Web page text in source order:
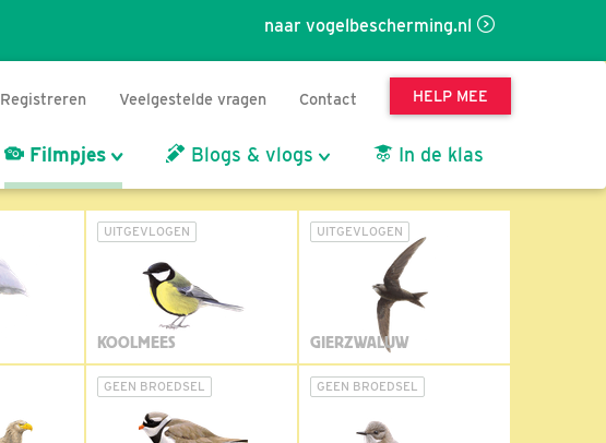
naar vogelbescherming.nl
Registreren Veelgestelde vragen Contact HELP MEE
Filmpjes Blogs & vlogs In de klas
UITGEVLOGEN
KOOLMEES
UITGEVLOGEN
GIERZWALUW
GEEN BROEDSEL GEEN BROEDSEL